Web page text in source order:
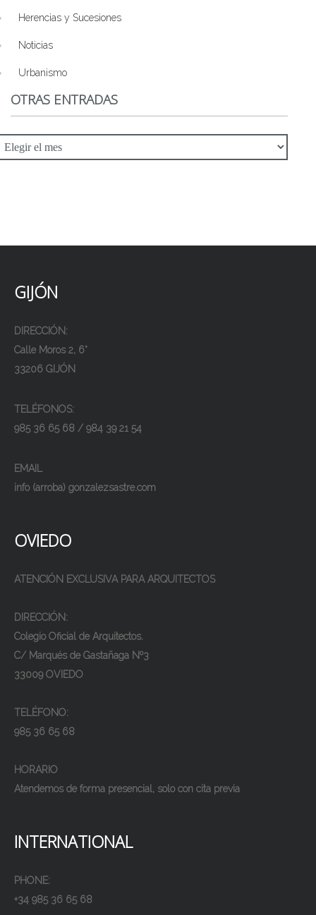
Herencias y Sucesiones
Noticias
Urbanismo
OTRAS ENTRADAS
GIJÓN
DIRECCIÓN:
Calle Moros 2, 6°
33206 GIJÓN
TELÉFONOS:
985 36 65 68 / 984 39 21 54
EMAIL
info (arroba) gonzalezsastre.com
OVIEDO
ATENCIÓN EXCLUSIVA PARA ARQUITECTOS
DIRECCIÓN:
Colegio Oficial de Arquitectos.
C/ Marqués de Gastañaga Nº3
33009 OVIEDO
TELÉFONO:
985 36 65 68
HORARIO
Atendemos de forma presencial, solo con cita previa
INTERNATIONAL
PHONE:
+34 985 36 65 68